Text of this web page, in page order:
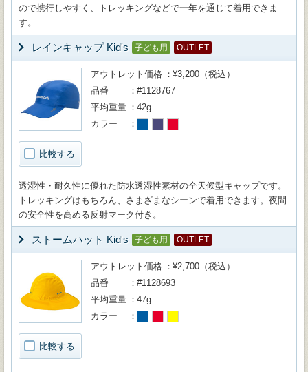
ので携行しやすく、トレッキングなどで一年を通じて着用できま
す。
レインキャップ Kid's 子ども用 OUTLET
比較する
アウトレット価格
¥3,200（税込）
品番
#1128767
平均重量
42g
カラー
透湿性・耐久性に優れた防水透湿性素材の全天候型キャップです。
トレッキングはもちろん、さまざまなシーンで着用できます。夜間
の安全性を高める反射マーク付き。
ストームハット Kid's 子ども用 OUTLET
比較する
アウトレット価格
¥2,700（税込）
品番
#1128693
平均重量
47g
カラー